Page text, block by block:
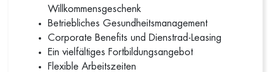
Willkommensgeschenk
Betriebliches Gesundheitsmanagement
Corporate Benefits und Dienstrad-Leasing
Ein vielfältiges Fortbildungsangebot
Flexible Arbeitszeiten